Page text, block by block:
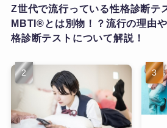
Z世代で流行っている性格診断テ
MBTI®とは別物！？流行の理由
格診断テストについて解説！